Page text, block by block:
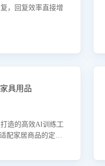
，回复效率直接增
具用品
造的高效AI训练工
配家居商品的定制
询等高频场景下的